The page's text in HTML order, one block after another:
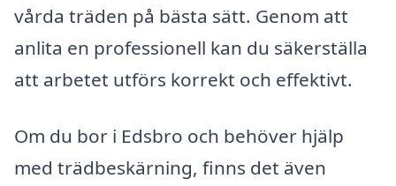
vårda träden på bästa sätt. Genom att
anlita en professionell kan du säkerställa
att arbetet utförs korrekt och effektivt.
Om du bor i Edsbro och behöver hjälp
med trädbeskärning, finns det även